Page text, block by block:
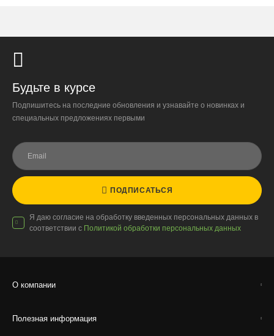
Надёжность
сохранность растений.
Стоимость доставки до вашего города зависит от тарифов ТК,
Условия
Будьте в курсе
Подпишитесь на последние обновления и узнавайте о новинках и
специальных предложениях первыми
ПОДПИСАТЬСЯ
Я даю согласие на обработку введенных персональных данных в
соответствии с Политикой обработки персональных данных
О компании
Полезная информация